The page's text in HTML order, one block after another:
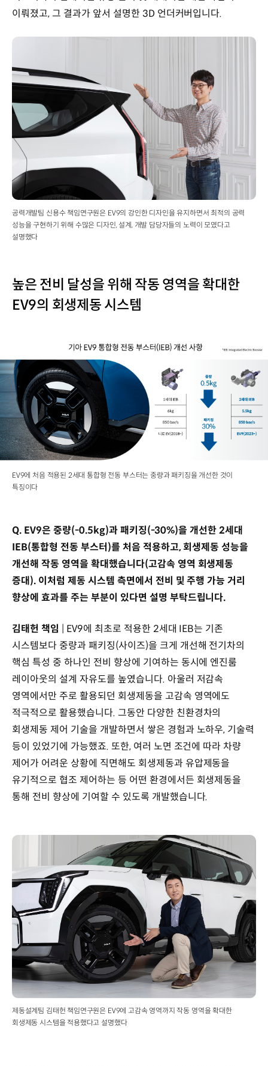
이뤄졌고, 그 결과가 앞서 설명한 3D 언더커버입니다.
공력개발팀 신용수 책임연구원은 EV9의 강인한 디자인을 유지하면서 최적의 공력
성능을 구현하기 위해 수많은 디자인, 설계, 개발 담당자들의 노력이 모였다고
설명했다
높은 전비 달성을 위해 작동 영역을 확대한
EV9의 회생제동 시스템
EV9에 처음 적용된 2세대 통합형 전동 부스터는 중량과 패키징을 개선한 것이
특징이다
Q. EV9은 중량(-0.5kg)과 패키징(-30%)을 개선한 2세대
IEB(통합형 전동 부스터)를 처음 적용하고, 회생제동 성능을
개선해 작동 영역을 확대했습니다(고감속 영역 회생제동
증대). 이처럼 제동 시스템 측면에서 전비 및 주행 가능 거리
향상에 효과를 주는 부분이 있다면 설명 부탁드립니다.
김태헌 책임 | EV9에 최초로 적용한 2세대 IEB는 기존
시스템보다 중량과 패키징(사이즈)을 크게 개선해 전기차의
핵심 특성 중 하나인 전비 향상에 기여하는 동시에 엔진룸
레이아웃의 설계 자유도를 높였습니다. 아울러 저감속
영역에서만 주로 활용되던 회생제동을 고감속 영역에도
적극적으로 활용했습니다. 그동안 다양한 친환경차의
회생제동 제어 기술을 개발하면서 쌓은 경험과 노하우, 기술력
등이 있었기에 가능했죠. 또한, 여러 노면 조건에 따라 차량
제어가 어려운 상황에 직면해도 회생제동과 유압제동을
유기적으로 협조 제어하는 등 어떤 환경에서든 회생제동을
통해 전비 향상에 기여할 수 있도록 개발했습니다.
제동설계팀 김태헌 책임연구원은 EV9에 고감속 영역까지 작동 영역을 확대한
회생제동 시스템을 적용했다고 설명했다